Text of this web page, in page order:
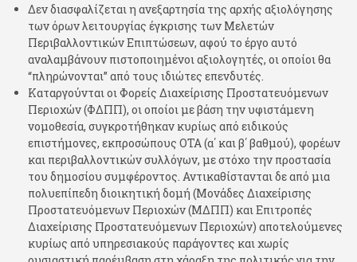
Δεν διασφαλίζεται η ανεξαρτησία της αρχής αξιολόγησης
των όρων λειτουργίας έγκρισης των Μελετών
Περιβαλλοντικών Επιπτώσεων, αφού το έργο αυτό
αναλαμβάνουν πιστοποιημένοι αξιολογητές, οι οποίοι θα
“πληρώνονται” από τους ιδιώτες επενδυτές.
Καταργούνται οι Φορείς Διαχείρισης Προστατευόμενων
Περιοχών (ΦΔΠΠ), οι οποίοι με βάση την υφιστάμενη
νομοθεσία, συγκροτήθηκαν κυρίως από ειδικούς
επιστήμονες, εκπροσώπους ΟΤΑ (α΄ και β΄ βαθμού), φορέων
και περιβαλλοντικών συλλόγων, με στόχο την προστασία
του δημοσίου συμφέροντος. Αντικαθίστανται δε από μια
πολυεπίπεδη διοικητική δομή (Μονάδες Διαχείρισης
Προστατευόμενων Περιοχών (ΜΔΠΠ) και Επιτροπές
Διαχείρισης Προστατευόμενων Περιοχών) αποτελούμενες
κυρίως από υπηρεσιακούς παράγοντες και χωρίς